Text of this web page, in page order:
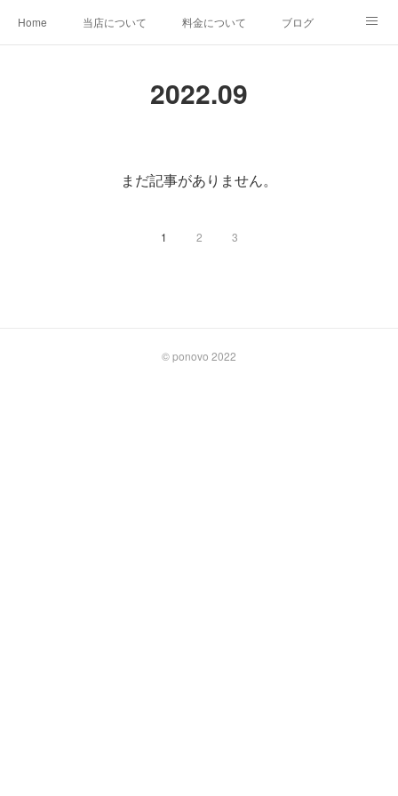
Home 当店について 料金について ブログ
2022.09
まだ記事がありません。
1 2 3
©︎ ponovo 2022